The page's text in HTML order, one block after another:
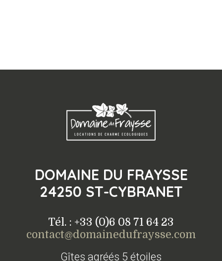
DOMAINE DU FRAYSSE
24250 ST-CYBRANET
Tél. : +33 (0)6 08 71 64 23
contact@domainedufraysse.com
Gîtes agréés 5 étoiles